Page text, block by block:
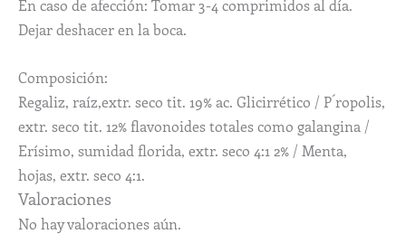
En caso de afección: Tomar 3-4 comprimidos al día.
Dejar deshacer en la boca.
Composición:
Regaliz, raíz,extr. seco tit. 19% ac. Glicirrético / P´ropolis,
extr. seco tit. 12% flavonoides totales como galangina /
Erísimo, sumidad florida, extr. seco 4:1 2% / Menta,
hojas, extr. seco 4:1.
Valoraciones
No hay valoraciones aún.